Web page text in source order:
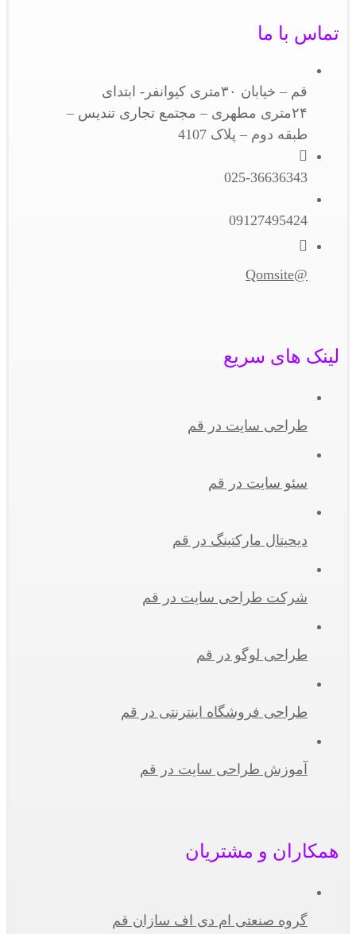
تماس با ما
قم – خیابان ۳۰متری کیوانفر- ابتدای
۲۴متری مطهری – مجتمع تجاری تندیس –
طبقه دوم – پلاک 4107
025-36636343
09127495424
@Qomsite
لینک های سریع
طراحی سایت در قم
سئو سایت در قم
دیحیتال مارکتینگ در قم
شرکت طراحی سایت در قم
طراحی لوگو در قم
طراحی فروشگاه اینترنتی در قم
آموزش طراحی سایت در قم
همکاران و مشتریان
گروه صنعتی ام دی اف سازان قم